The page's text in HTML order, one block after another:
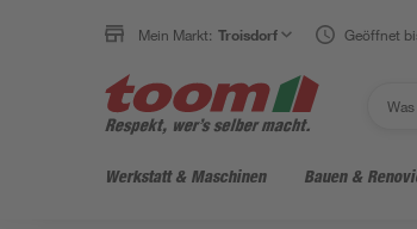
Mein Markt: Troisdorf Geöffnet
Werkstatt & Maschinen Bauen &